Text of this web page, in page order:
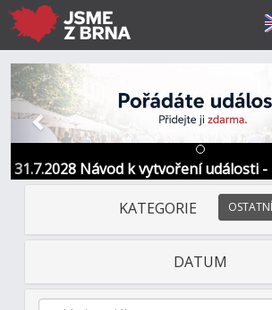
31.7.2028 Návod k vytvoření události
kontakt
Předchozí
KATEGORIE OSTATNÍ
DATUM